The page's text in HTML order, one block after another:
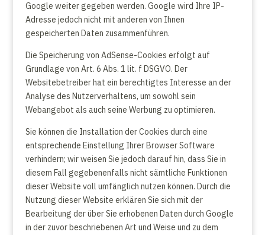
Google weiter gegeben werden. Google wird Ihre IP-
Adresse jedoch nicht mit anderen von Ihnen
gespeicherten Daten zusammenführen.
Die Speicherung von AdSense-Cookies erfolgt auf
Grundlage von Art. 6 Abs. 1 lit. f DSGVO. Der
Websitebetreiber hat ein berechtigtes Interesse an der
Analyse des Nutzerverhaltens, um sowohl sein
Webangebot als auch seine Werbung zu optimieren.
Sie können die Installation der Cookies durch eine
entsprechende Einstellung Ihrer Browser Software
verhindern; wir weisen Sie jedoch darauf hin, dass Sie in
diesem Fall gegebenenfalls nicht sämtliche Funktionen
dieser Website voll umfänglich nutzen können. Durch die
Nutzung dieser Website erklären Sie sich mit der
Bearbeitung der über Sie erhobenen Daten durch Google
in der zuvor beschriebenen Art und Weise und zu dem